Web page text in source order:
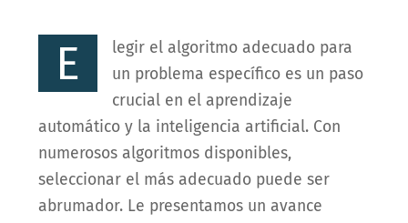
E
legir el algoritmo adecuado para
un problema específico es un paso
crucial en el aprendizaje
automático y la inteligencia artificial. Con
numerosos algoritmos disponibles,
seleccionar el más adecuado puede ser
abrumador. Le presentamos un avance